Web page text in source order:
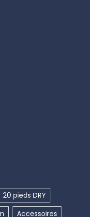
20 pieds DRY
Accessoires